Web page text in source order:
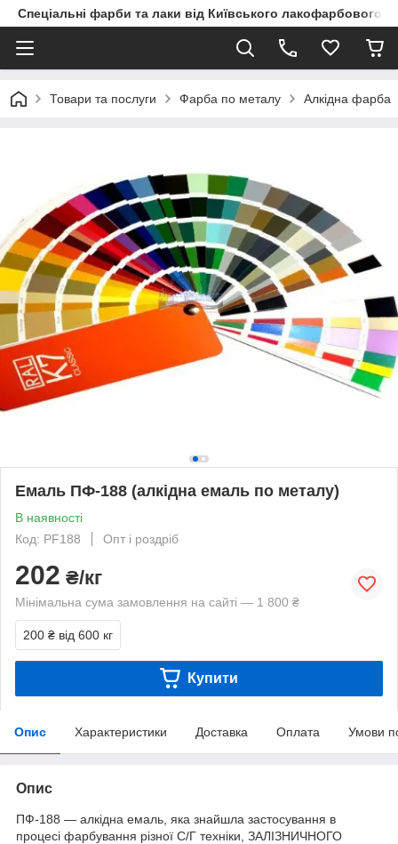
Спеціальні фарби та лаки від Київського
Товари та послуги Фарба по металу Алкідна фарба
Емаль ПФ-188 (алкідна емаль по металу)
В наявності
Код: PF188
Опт і роздріб
202 ₴/кг
Мінімальна сума замовлення на сайті — 1 800 ₴
200 ₴ від 600 кг
Купити
Опис Характеристики Доставка Оплата Умови
Опис
ПФ-188 — алкідна емаль, яка знайшла застосування в
процесі фарбування різної С/Г техніки, ЗАЛІЗНИЧНОГО